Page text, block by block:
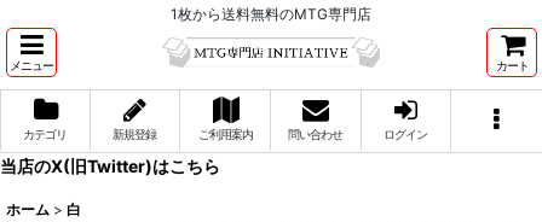
1枚から送料無料のMTG専門店
メニュー カート
カテゴリ 新規登録 ご利用案内 問い合わせ ログイン
当店のX(旧Twitter)はこちら
ホーム > 白